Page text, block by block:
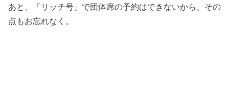
あと、「リッチ号」で団体席の予約はできないから、その
点もお忘れなく。